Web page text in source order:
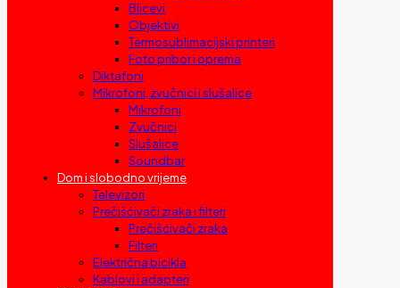
Blicevi
Objektivi
Termosublimacijski printeri
Foto pribor i oprema
Diktafoni
Mikrofoni, zvučnici i slušalice
Mikrofoni
Zvučnici
Slušalice
Soundbar
Dom i slobodno vrijeme
Televizori
Prečišćivači zraka i filteri
Prečišćivači zraka
Filteri
Električna bicikla
Kablovi i adapteri